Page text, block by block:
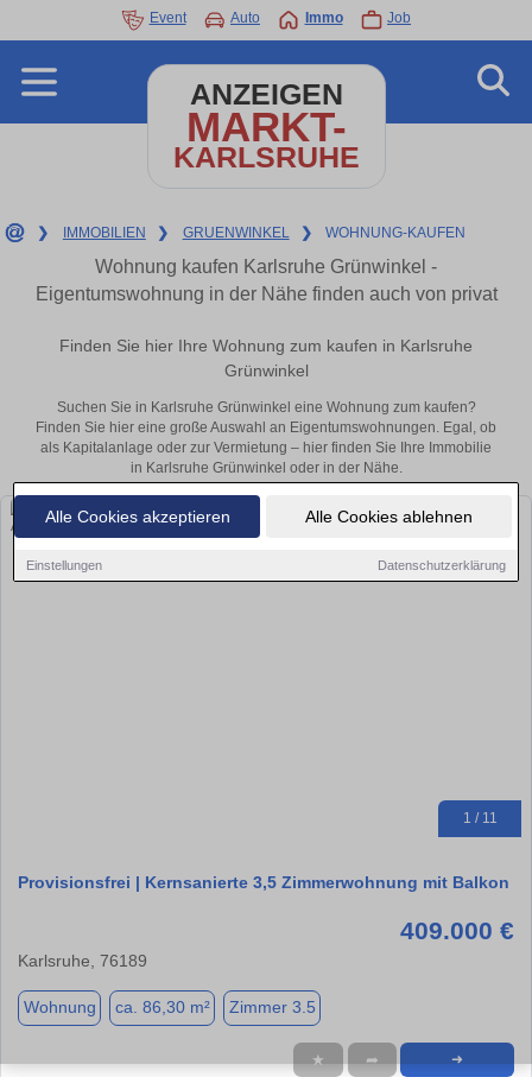
Alle Cookies akzeptieren Alle Cookies ablehnen
Einstellungen Datenschutzerklärung
Event Auto Immo Job
ANZEIGEN
MARKT-
KARLSRUHE
❯ IMMOBILIEN ❯ GRUENWINKEL ❯ WOHNUNG-KAUFEN
Wohnung kaufen Karlsruhe Grünwinkel -
Eigentumswohnung in der Nähe finden auch von privat
Finden Sie hier Ihre Wohnung zum kaufen in Karlsruhe
Grünwinkel
Suchen Sie in Karlsruhe Grünwinkel eine Wohnung zum kaufen?
Finden Sie hier eine große Auswahl an Eigentumswohnungen. Egal, ob
als Kapitalanlage oder zur Vermietung – hier finden Sie Ihre Immobilie
in Karlsruhe Grünwinkel oder in der Nähe.
1 / 11
Provisionsfrei | Kernsanierte 3,5 Zimmerwohnung mit Balkon
409.000 €
Karlsruhe, 76189
Wohnung ca. 86,30 m² Zimmer 3.5
★ ➦ ➜